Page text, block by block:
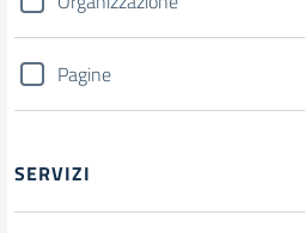
Pagine
SERVIZI